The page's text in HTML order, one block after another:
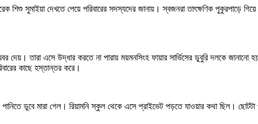
সুমাইয়া দেখতে পেয়ে পরিবারের সদস্যদের জানায়। স্বজনরা তাৎক্ষণিক পুকুরপাড়ে গিয়ে
তারা এসে উদ্ধার করতে না পারায় ময়মনসিংহ ফায়ার সার্ভিসের ডুবুরি দলকে জানানো
কাছে হস্তান্তর করে।
ডুবে মারা গেল। রিয়ামনি স্কুল থেকে এসে প্রাইভেট পড়তে যাওয়ার কথা ছিল।